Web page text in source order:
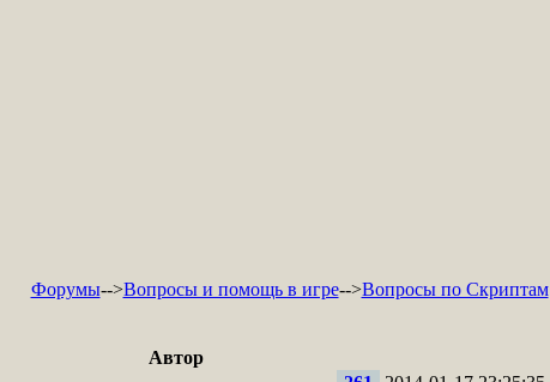
Форумы-->Вопросы и помощь в игре-->Вопросы по Скриптам
Автор